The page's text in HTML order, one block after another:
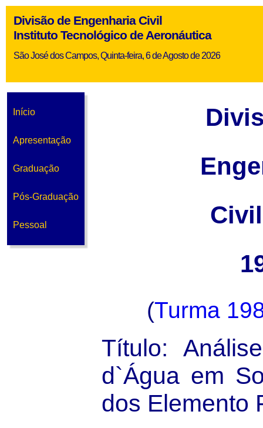
Divisão de Engenharia Civil
Instituto Tecnológico de Aeronáutica
São José dos Campos, Quinta-feira, 6 de Agosto de 2026
Início
Apresentação
Graduação
Pós-Graduação
Pessoal
(Turma
Título:
d`Água em
dos Elemento